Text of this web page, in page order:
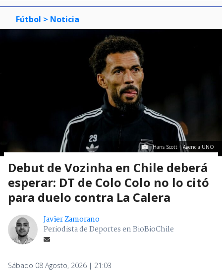
Fútbol > Noticia
Hans Scott | Agencia UNO
Debut de Vozinha en Chile deberá
esperar: DT de Colo Colo no lo citó
para duelo contra La Calera
Javier Zamorano
Periodista de Deportes en BioBioChile
Sábado 08 Agosto, 2026 | 21:03